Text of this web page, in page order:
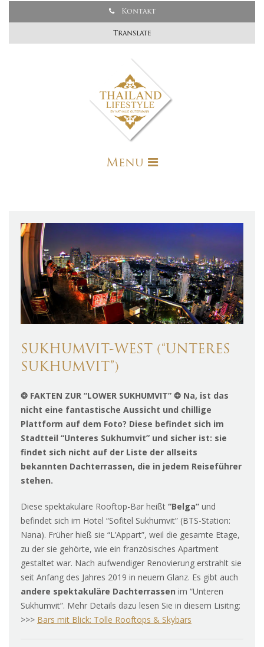
Kontakt
Translate
Menu
SUKHUMVIT-WEST (“UNTERES
SUKHUMVIT”)
❂ FAKTEN ZUR “LOWER SUKHUMVIT” ❂ Na, ist das
nicht eine fantastische Aussicht und chillige
Plattform auf dem Foto? Diese befindet sich im
Stadtteil “Unteres Sukhumvit” und sicher ist: sie
findet sich nicht auf der Liste der allseits
bekannten Dachterrassen, die in jedem Reiseführer
stehen.
Diese spektakuläre Rooftop-Bar heißt “Belga” und
befindet sich im Hotel “Sofitel Sukhumvit” (BTS-Station:
Nana). Früher hieß sie “L’Appart”, weil die gesamte Etage,
zu der sie gehörte, wie ein französisches Apartment
gestaltet war. Nach aufwendiger Renovierung erstrahlt sie
seit Anfang des Jahres 2019 in neuem Glanz. Es gibt auch
andere spektakuläre Dachterrassen im “Unteren
Sukhumvit”. Mehr Details dazu lesen Sie in diesem Lisitng:
>>> Bars mit Blick: Tolle Rooftops & Skybars